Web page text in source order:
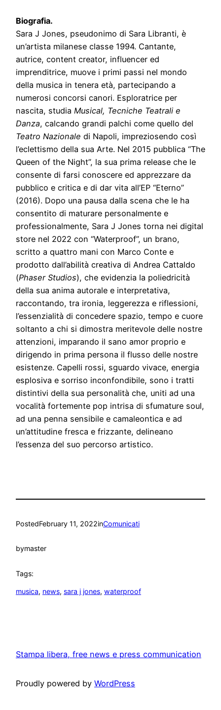
Biografia.
Sara J Jones, pseudonimo di Sara Libranti, è
un’artista milanese classe 1994. Cantante,
autrice, content creator, influencer ed
imprenditrice, muove i primi passi nel mondo
della musica in tenera età, partecipando a
numerosi concorsi canori. Esploratrice per
nascita, studia Musical, Tecniche Teatrali e
Danza, calcando grandi palchi come quello del
Teatro Nazionale di Napoli, impreziosendo così
l’eclettismo della sua Arte. Nel 2015 pubblica “The
Queen of the Night”, la sua prima release che le
consente di farsi conoscere ed apprezzare da
pubblico e critica e di dar vita all’EP “Eterno”
(2016). Dopo una pausa dalla scena che le ha
consentito di maturare personalmente e
professionalmente, Sara J Jones torna nei digital
store nel 2022 con “Waterproof”, un brano,
scritto a quattro mani con Marco Conte e
prodotto dall’abilità creativa di Andrea Cattaldo
(Phaser Studios), che evidenzia la poliedricità
della sua anima autorale e interpretativa,
raccontando, tra ironia, leggerezza e riflessioni,
l’essenzialità di concedere spazio, tempo e cuore
soltanto a chi si dimostra meritevole delle nostre
attenzioni, imparando il sano amor proprio e
dirigendo in prima persona il flusso delle nostre
esistenze. Capelli rossi, sguardo vivace, energia
esplosiva e sorriso inconfondibile, sono i tratti
distintivi della sua personalità che, uniti ad una
vocalità fortemente pop intrisa di sfumature soul,
ad una penna sensibile e camaleontica e ad
un’attitudine fresca e frizzante, delineano
l’essenza del suo percorso artistico.
PostedFebruary 11, 2022inComunicati
bymaster
Tags:
musica, news, sara j jones, waterproof
Stampa libera, free news e press communication
Proudly powered by WordPress